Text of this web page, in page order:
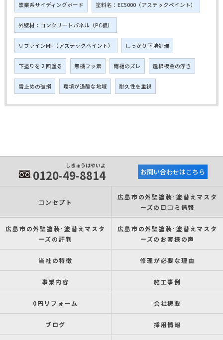
窯業系サイディングボード 塗料名：EC5000（アステックペイント）
外壁材：コンクリートパネル（PC板）
リファインMF（アステックペイント） しっかり下地処理
下塗りを２回塗る 無機フッ素 雨樋のズレ 屋根板金の浮き
雪止めの破損 環境が過酷な地域 耐久性を重視
しきゅうはやいよ
0120-49-8814 お問い合わせはこちら
コンセプト
広島市の外壁塗装･塗替えマスタ
ーズの口コミ情報
広島市の外壁塗装･塗替えマスタ
ーズの評判
広島市の外壁塗装･塗替えマスタ
ーズのお客様の声
当社の特徴 修理が必要な理由
事業内容 施工事例
0円リフォーム 会社概要
ブログ 採用情報